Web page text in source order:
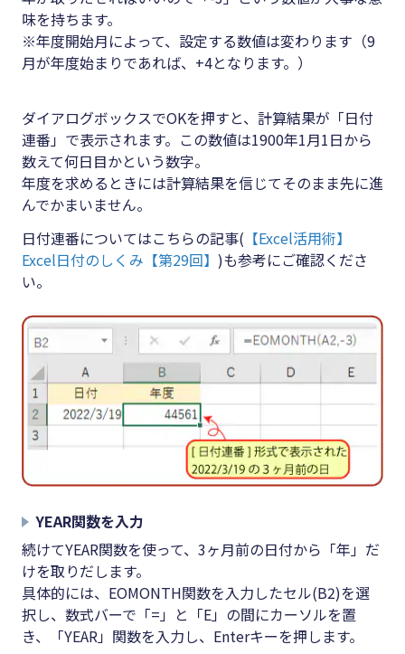
味を持ちます。
※年度開始月によって、設定する数値は変わります（9
月が年度始まりであれば、+4となります。）
ダイアログボックスでOKを押すと、計算結果が「日付
連番」で表示されます。この数値は1900年1月1日から
数えて何日目かという数字。
年度を求めるときには計算結果を信じてそのまま先に進
んでかまいません。
日付連番についてはこちらの記事( 【Excel活用術】
Excel日付のしくみ【第29回】 )も参考にご確認くださ
い。
YEAR関数を入力
続けてYEAR関数を使って、3ヶ月前の日付から「年」だ
けを取りだします。
具体的には、EOMONTH関数を入力したセル(B2)を選
択し、数式バーで「=」と「E」の間にカーソルを置
き、「YEAR」関数を入力し、Enterキーを押します。